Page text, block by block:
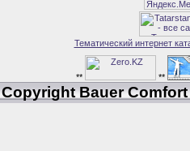
Тематический интернет
** **
Copyright Bauer